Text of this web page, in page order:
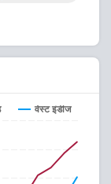
वेस्ट इंडीज